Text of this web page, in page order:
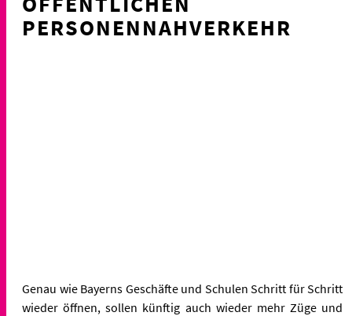
PERSONENNAHVERKEHR
Genau wie Bayerns Geschäfte und Schulen Schritt für Schritt
wieder öffnen, sollen künftig auch wieder mehr Züge und